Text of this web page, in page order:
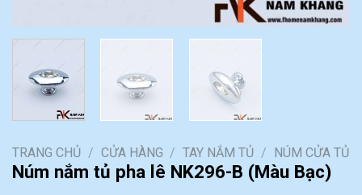
TRANG CHỦ / CỬA HÀNG / TAY NẮM TỦ / NÚM CỬA TỦ
Núm nắm tủ pha lê NK296-B (Màu Bạc)